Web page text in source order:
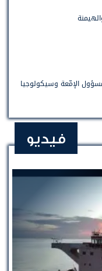
الإمّعة وسيكولوجيا
فيديو